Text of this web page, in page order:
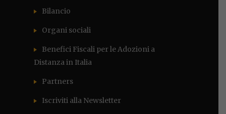
Bilancio
Organi sociali
Benefici Fiscali per le Adozioni a
Distanza in Italia
Partners
Iscriviti alla Newsletter